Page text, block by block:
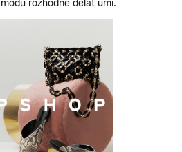
rozhodně dělat umí.